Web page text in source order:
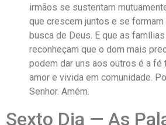
irmãos se sustentam
que crescem juntos e se formam
busca de Deus. E que as
reconheçam que o dom mais
podem dar uns aos outros é a fé
amor e vivida em comunidade.
Senhor. Amém.
Sexto Dia — As